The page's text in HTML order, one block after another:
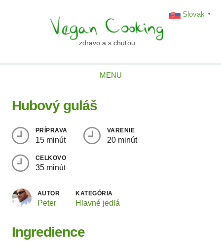
vegancooking.skzdravo a s chuťou…
MENU
Hubový guláš
PRÍPRAVA
15 minút
VARENIE
20 minút
CELKOVO
35 minút
AUTOR
Peter
KATEGÓRIA
Hlavné jedlá
Ingredience
Slovak ▼